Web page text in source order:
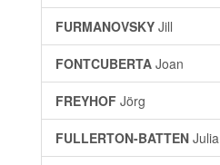
FURMANOVSKY Jill
FONTCUBERTA Joan
FREYHOF Jörg
FULLERTON-BATTEN Julia